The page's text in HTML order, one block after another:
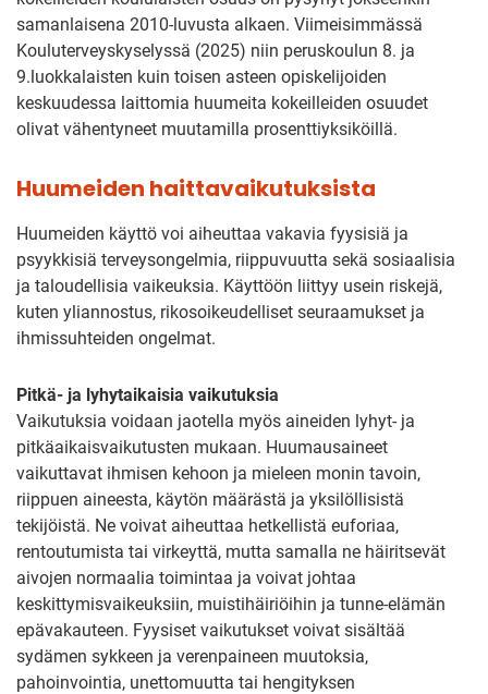
samanlaisena 2010-luvusta alkaen. Viimeisimmässä
Kouluterveyskyselyssä (2025) niin peruskoulun 8. ja
9.luokkalaisten kuin toisen asteen opiskelijoiden
keskuudessa laittomia huumeita kokeilleiden osuudet
olivat vähentyneet muutamilla prosenttiyksiköillä.
Huumeiden haittavaikutuksista
Huumeiden käyttö voi aiheuttaa vakavia fyysisiä ja
psyykkisiä terveysongelmia, riippuvuutta sekä sosiaalisia
ja taloudellisia vaikeuksia. Käyttöön liittyy usein riskejä,
kuten yliannostus, rikosoikeudelliset seuraamukset ja
ihmissuhteiden ongelmat.
Pitkä- ja lyhytaikaisia vaikutuksia
Vaikutuksia voidaan jaotella myös aineiden lyhyt- ja
pitkäaikaisvaikutusten mukaan. Huumausaineet
vaikuttavat ihmisen kehoon ja mieleen monin tavoin,
riippuen aineesta, käytön määrästä ja yksilöllisistä
tekijöistä. Ne voivat aiheuttaa hetkellistä euforiaa,
rentoutumista tai virkeyttä, mutta samalla ne häiritsevät
aivojen normaalia toimintaa ja voivat johtaa
keskittymisvaikeuksiin, muistihäiriöihin ja tunne-elämän
epävakauteen. Fyysiset vaikutukset voivat sisältää
sydämen sykkeen ja verenpaineen muutoksia,
pahoinvointia, unettomuutta tai hengityksen